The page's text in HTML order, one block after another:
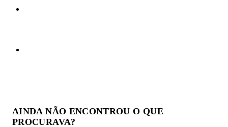
AINDA NÃO ENCONTROU O QUE
PROCURAVA?